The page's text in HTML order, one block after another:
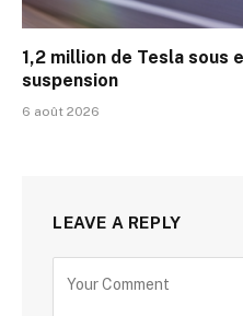
1,2 million de Tesla sous
suspension
6 août 2026
LEAVE A REPLY